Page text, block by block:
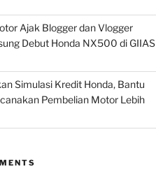
Ajak Blogger dan Vlogger
Debut Honda NX500 di GIIAS
Simulasi Kredit Honda, Bantu
Pembelian Motor Lebih